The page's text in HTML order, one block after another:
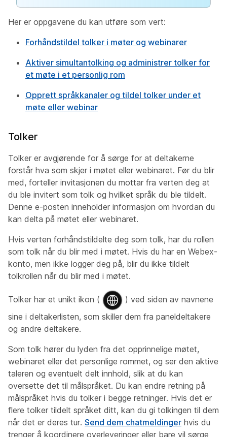
Her er oppgavene du kan utføre som vert:
Forhåndstildel tolker i møter og webinarer
Aktiver simultantolking og administrer tolker for
et møte i et personlig rom
Opprett språkkanaler og tildel tolker under et
møte eller webinar
Tolker
Tolker er avgjørende for å sørge for at deltakerne
forstår hva som skjer i møtet eller webinaret. Før du blir
med, forteller invitasjonen du mottar fra verten deg at
du ble invitert som tolk og hvilket språk du ble tildelt.
Denne e-posten inneholder informasjon om hvordan du
kan delta på møtet eller webinaret.
Hvis verten forhåndstildelte deg som tolk, har du rollen
som tolk når du blir med i møtet. Hvis du har en Webex-
konto, men ikke logger deg på, blir du ikke tildelt
tolkrollen når du blir med i møtet.
Tolker har et unikt ikon (
) ved siden av navnene
sine i deltakerlisten, som skiller dem fra paneldeltakere
og andre deltakere.
Som tolk hører du lyden fra det opprinnelige møtet,
webinaret eller det personlige rommet, og ser den aktive
taleren og eventuelt delt innhold, slik at du kan
oversette det til målspråket. Du kan endre retning på
målspråket hvis du tolker i begge retninger. Hvis det er
flere tolker tildelt språket ditt, kan du gi tolkingen til dem
når det er deres tur. Send dem chatmeldinger hvis du
trenger å koordinere overleveringer eller bare vil sørge